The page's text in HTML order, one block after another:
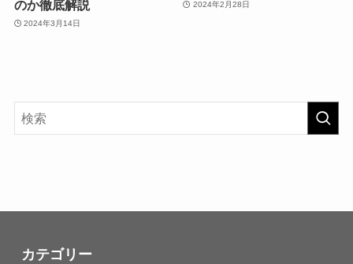
のか徹底解説
2024年3月14日
2024年2月28日
カテゴリー